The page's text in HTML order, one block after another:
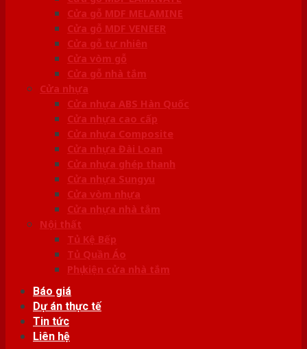
Cửa gỗ MDF MELAMINE
Cửa gỗ MDF VENEER
Cửa gỗ tự nhiên
Cửa vòm gỗ
Cửa gỗ nhà tắm
Cửa nhựa
Cửa nhựa ABS Hàn Quốc
Cửa nhựa cao cấp
Cửa nhựa Composite
Cửa nhựa Đài Loan
Cửa nhựa ghép thanh
Cửa nhựa Sungyu
Cửa vòm nhựa
Cửa nhựa nhà tắm
Nội thất
Tủ Kệ Bếp
Tủ Quần Áo
Phụ kiện cửa nhà tắm
Báo giá
Dự án thực tế
Tin tức
Liên hệ